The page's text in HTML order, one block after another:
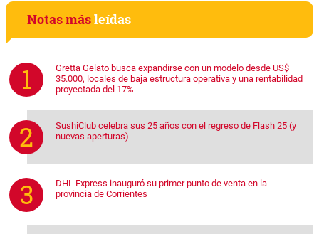
Notas másleídas
Gretta Gelato busca expandirse con un modelo desde US$
35.000, locales de baja estructura operativa y una rentabilidad
proyectada del 17%
SushiClub celebra sus 25 años con el regreso de Flash 25 (y
nuevas aperturas)
DHL Express inauguró su primer punto de venta en la
provincia de Corrientes